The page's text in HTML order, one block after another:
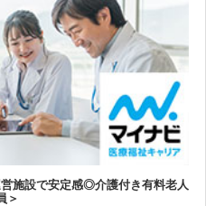
営施設で安定感◎介護付き有料老人
＞